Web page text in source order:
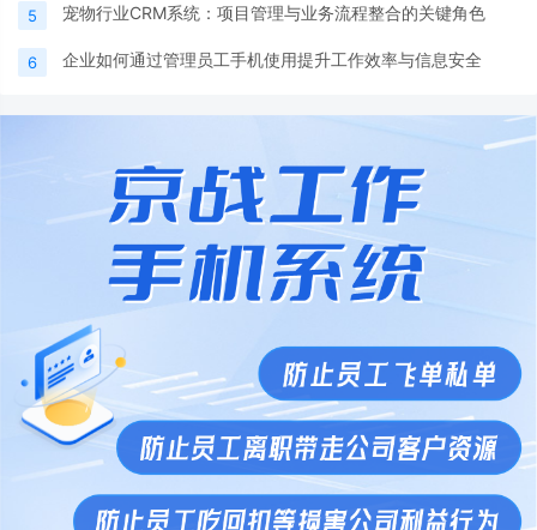
5 宠物行业CRM系统：项目管理与业务流程整合的关键角色
6 企业如何通过管理员工手机使用提升工作效率与信息安全